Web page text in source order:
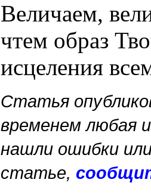
Величаем,
чтем образ
исцеления
Статья
временем любая
нашли ошибки
статье,